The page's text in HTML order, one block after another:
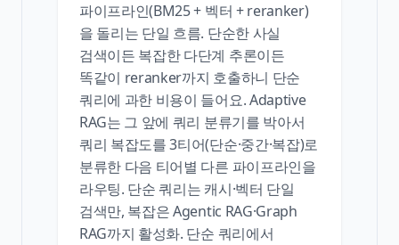
파이프라인(BM25 + 벡터 + reranker)
을 돌리는 단일 흐름. 단순한 사실
검색이든 복잡한 다단계 추론이든
똑같이 reranker까지 호출하니 단순
쿼리에 과한 비용이 들어요. Adaptive
RAG는 그 앞에 쿼리 분류기를 박아서
쿼리 복잡도를 3티어(단순·중간·복잡)로
분류한 다음 티어별 다른 파이프라인을
라우팅. 단순 쿼리는 캐시·벡터 단일
검색만, 복잡은 Agentic RAG·Graph
RAG까지 활성화. 단순 쿼리에서